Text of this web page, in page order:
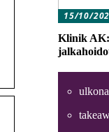
15/10/
Klinik AK: